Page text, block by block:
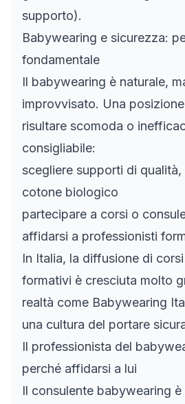
supporto).
Babywearing e sicurezza:
fondamentale
Il babywearing è naturale,
improvvisato. Una
risultare scomoda o
consigliabile:
scegliere supporti di
cotone biologico
partecipare a corsi o
affidarsi a professionisti
In Italia, la diffusione di
formativi è cresciuta molto
realtà come Babywearing
una cultura del portare
Il professionista del
perché affidarsi a lui
Il consulente babywearing è